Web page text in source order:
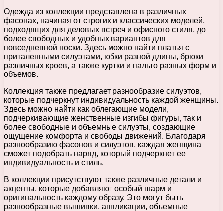
Одежда из коллекции представлена в различных
фасонах, начиная от строгих и классических моделей,
подходящих для деловых встреч и офисного стиля, до
более свободных и удобных вариантов для
повседневной носки. Здесь можно найти платья с
приталенными силуэтами, юбки разной длины, брюки
различных кроев, а также куртки и пальто разных форм и
объемов.
Коллекция также предлагает разнообразие силуэтов,
которые подчеркнут индивидуальность каждой женщины.
Здесь можно найти как облегающие модели,
подчеркивающие женственные изгибы фигуры, так и
более свободные и объемные силуэты, создающие
ощущение комфорта и свободы движений. Благодаря
разнообразию фасонов и силуэтов, каждая женщина
сможет подобрать наряд, который подчеркнет ее
индивидуальность и стиль.
В коллекции присутствуют также различные детали и
акценты, которые добавляют особый шарм и
оригинальность каждому образу. Это могут быть
разнообразные вышивки, аппликации, объемные